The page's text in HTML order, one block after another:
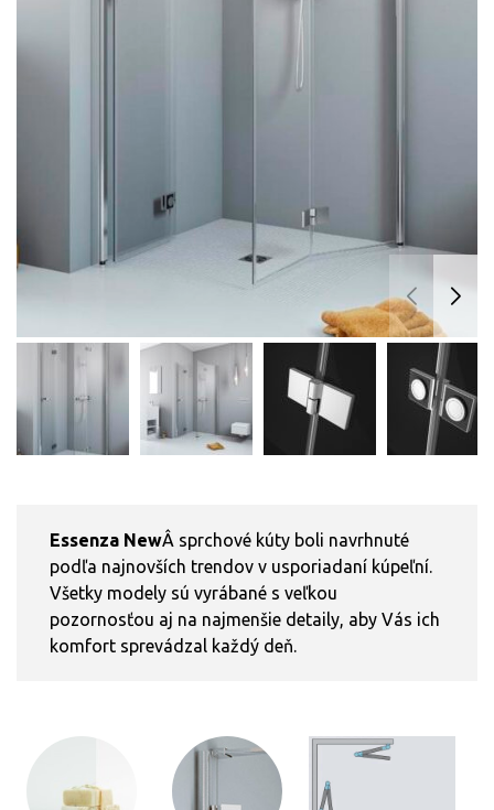
Essenza NewÂ sprchové kúty boli navrhnuté
podľa najnovších trendov v usporiadaní kúpeľní.
Všetky modely sú vyrábané s veľkou
pozornosťou aj na najmenšie detaily, aby Vás ich
komfort sprevádzal každý deň.